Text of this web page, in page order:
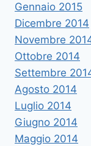
Gennaio 2015
Dicembre 2014
Novembre
Ottobre 2014
Settembre
Agosto 2014
Luglio 2014
Giugno 2014
Maggio 2014